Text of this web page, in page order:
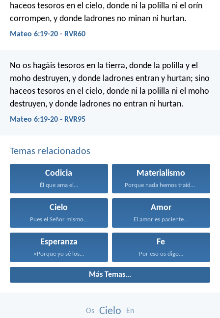
haceos tesoros en el cielo, donde ni la polilla ni el orín
corrompen, y donde ladrones no minan ni hurtan.
Mateo 6:19-20 - RVR60
No os hagáis tesoros en la tierra, donde la polilla y el
moho destruyen, y donde ladrones entran y hurtan; sino
haceos tesoros en el cielo, donde ni la polilla ni el moho
destruyen, y donde ladrones no entran ni hurtan.
Mateo 6:19-20 - RVR95
Temas relacionados
Codicia
Él que ama el...
Materialismo
Porque nada hemos traído...
Cielo
Pues el Señor mismo...
Amor
El amor es paciente...
Esperanza
«Porque yo sé los...
Fe
Por eso os digo...
Más Temas...
Os Cielo En